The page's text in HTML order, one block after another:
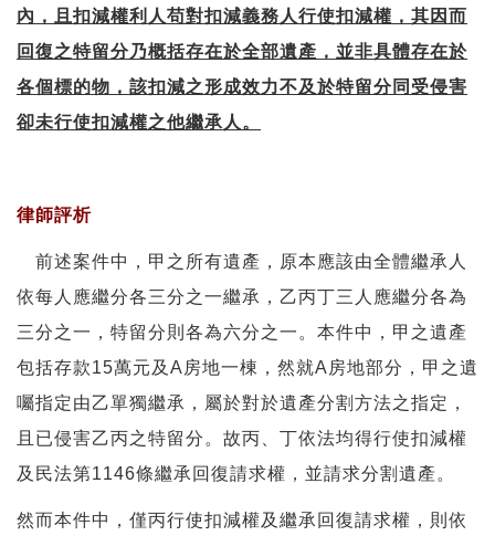
內，且扣減權利人苟對扣減義務人行使扣減權，其因而
回復之特留分乃概括存在於全部遺產，並非具體存在於
各個標的物，該扣減之形成效力不及於特留分同受侵害
卻未行使扣減權之他繼承人。
律師評析
前述案件中，甲之所有遺產，原本應該由全體繼承人
依每人應繼分各三分之一繼承，乙丙丁三人應繼分各為
三分之一，特留分則各為六分之一。本件中，甲之遺產
包括存款15萬元及A房地一棟，然就A房地部分，甲之遺
囑指定由乙單獨繼承，屬於對於遺產分割方法之指定，
且已侵害乙丙之特留分。故丙、丁依法均得行使扣減權
及民法第1146條繼承回復請求權，並請求分割遺產。
然而本件中，僅丙行使扣減權及繼承回復請求權，則依